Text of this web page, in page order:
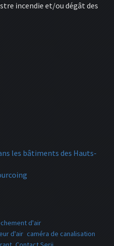
incendie et/ou dégât des
les bâtiments des Hauts-
d'air
d'air caméra de canalisation